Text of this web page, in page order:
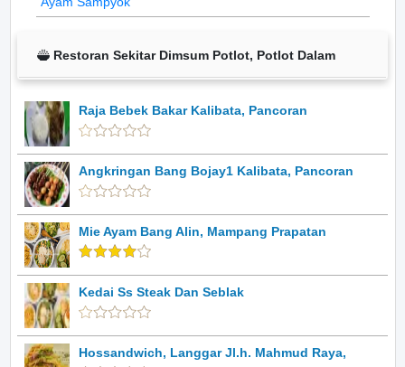
Restoran Sekitar Dimsum Potlot, Potlot Dalam
Raja Bebek Bakar Kalibata, Pancoran
Angkringan Bang Bojay1 Kalibata, Pancoran
Mie Ayam Bang Alin, Mampang Prapatan
Kedai Ss Steak Dan Seblak
Hossandwich, Langgar Jl.h. Mahmud Raya,